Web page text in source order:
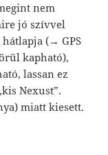
nem
jó szívvel
(→ GPS
kapható),
lassan ez
Nexust”.
miatt kiesett.